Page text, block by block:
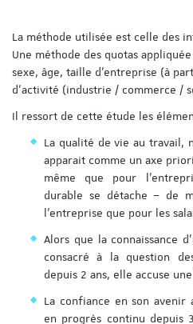
La méthode utilisée est celle des
Une méthode des quotas
sexe, âge, taille d’entreprise (à
d’activité (industrie / commerce /
Il ressort de cette étude les
La qualité de vie au travail,
apparait comme un axe
même que pour
durable se détache – de
l’entreprise que pour les
Alors que la connaissance
consacré à la question
depuis 2 ans, elle accuse
La confiance en son
en progrès continu depuis